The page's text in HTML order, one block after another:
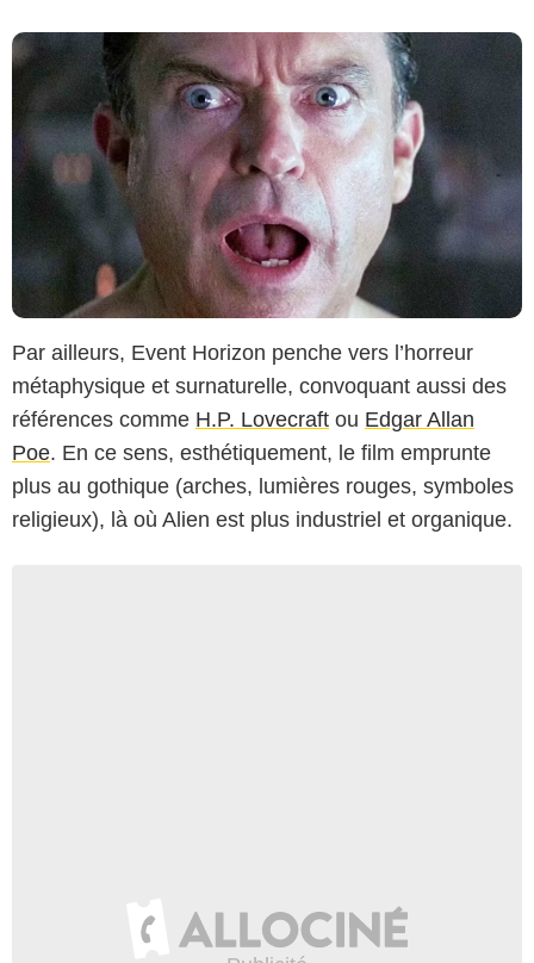
Par ailleurs, Event Horizon penche vers l’horreur
métaphysique et surnaturelle, convoquant aussi des
références comme H.P. Lovecraft ou Edgar Allan
Poe. En ce sens, esthétiquement, le film emprunte
plus au gothique (arches, lumières rouges, symboles
religieux), là où Alien est plus industriel et organique.